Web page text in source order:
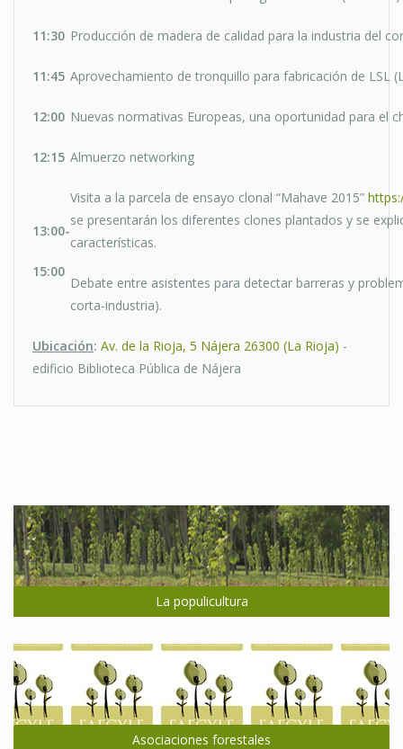
11:30 Producción de madera de calidad para la industria del
11:45 Aprovechamiento de tronquillo para fabricación de LSL
12:00 Nuevas normativas Europeas, una oportunidad para el
12:15 Almuerzo networking
13:00-
15:00
Visita a la parcela de ensayo clonal “Mahave 2015”
se presentarán los diferentes clones plantados y se
características.
Debate entre asistentes para detectar barreras y
corta-industria).
Ubicación: Av. de la Rioja, 5 Nájera 26300 (La Rioja) -
edificio Biblioteca Pública de Nájera
La populicultura
Asociaciones forestales